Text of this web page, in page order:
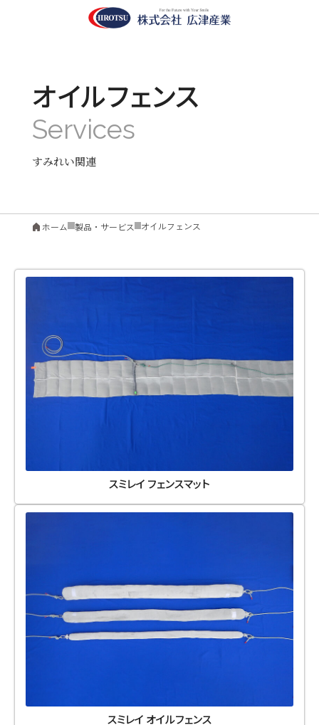
オイルフェンス
すみれい関連
ホーム 製品・サービス オイルフェンス
スミレイ フェンスマット
スミレイ オイルフェンス